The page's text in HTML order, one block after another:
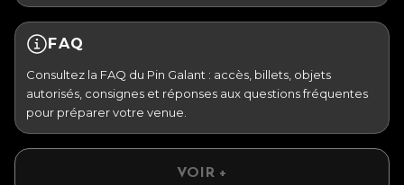
FAQ
Consultez la FAQ du Pin Galant : accès, billets, objets
autorisés, consignes et réponses aux questions fréquentes
pour préparer votre venue.
VOIR +